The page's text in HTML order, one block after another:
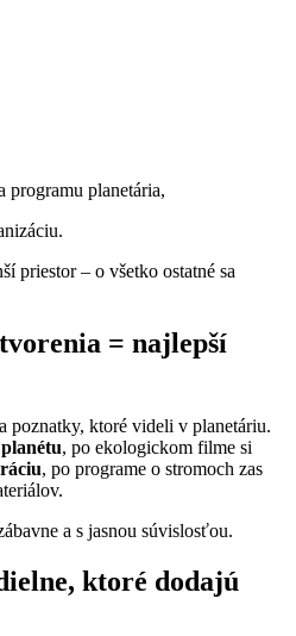
programu planetária,
priestor – o všetko ostatné sa
= najlepší
poznatky, ktoré videli v planetáriu.
planétu, po ekologickom filme si
, po programe o stromoch zas
a s jasnou súvislosťou.
ktoré dodajú